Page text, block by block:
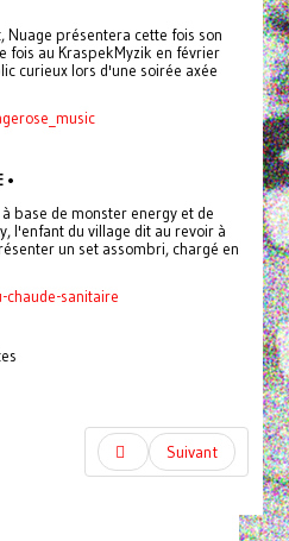
Nuage présentera cette fois son
fois au KraspekMyzik en février
curieux lors d'une soirée axée
•
base de monster energy et de
l'enfant du village dit au revoir à
un set assombri, chargé en
sanitaire
Suivant